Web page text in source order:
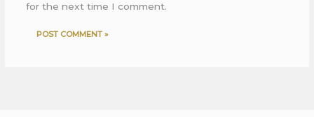
for the next time I comment.